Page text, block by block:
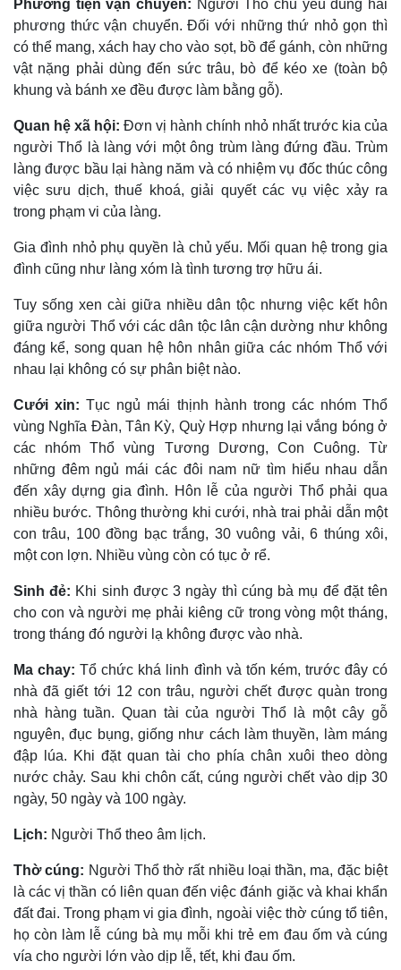
Phương tiện vận chuyển: Người Thổ chủ yếu dùng hai
phương thức vận chuyển. Ðối với những thứ nhỏ gọn thì
có thể mang, xách hay cho vào sọt, bồ để gánh, còn những
vật nặng phải dùng đến sức trâu, bò để kéo xe (toàn bộ
khung và bánh xe đều được làm bằng gỗ).
Quan hệ xã hội: Ðơn vị hành chính nhỏ nhất trước kia của
người Thổ là làng với một ông trùm làng đứng đầu. Trùm
làng được bầu lại hàng năm và có nhiệm vụ đốc thúc công
việc sưu dịch, thuế khoá, giải quyết các vụ việc xảy ra
trong phạm vi của làng.
Gia đình nhỏ phụ quyền là chủ yếu. Mối quan hệ trong gia
đình cũng như làng xóm là tình tương trợ hữu ái.
Tuy sống xen cài giữa nhiều dân tộc nhưng việc kết hôn
giữa người Thổ với các dân tộc lân cận dường như không
đáng kể, song quan hệ hôn nhân giữa các nhóm Thổ với
nhau lại không có sự phân biệt nào.
Cưới xin:Tục ngủ mái thịnh hành trong các nhóm Thổ
vùng Nghĩa Ðàn, Tân Kỳ, Quỳ Hợp nhưng lại vắng bóng ở
các nhóm Thổ vùng Tương Dương, Con Cuông. Từ
những đêm ngủ mái các đôi nam nữ tìm hiểu nhau dẫn
đến xây dựng gia đình. Hôn lễ của người Thổ phải qua
nhiều bước. Thông thường khi cưới, nhà trai phải dẫn một
con trâu, 100 đồng bạc trắng, 30 vuông vải, 6 thúng xôi,
một con lợn. Nhiều vùng còn có tục ở rể.
Sinh đẻ: Khi sinh được 3 ngày thì cúng bà mụ để đặt tên
cho con và người mẹ phải kiêng cữ trong vòng một tháng,
trong tháng đó người lạ không được vào nhà.
Ma chay: Tổ chức khá linh đình và tốn kém, trước đây có
nhà đã giết tới 12 con trâu, người chết được quàn trong
nhà hàng tuần. Quan tài của người Thổ là một cây gỗ
nguyên, đục bụng, giống như cách làm thuyền, làm máng
đập lúa. Khi đặt quan tài cho phía chân xuôi theo dòng
nước chảy. Sau khi chôn cất, cúng người chết vào dịp 30
ngày, 50 ngày và 100 ngày.
Lịch: Người Thổ theo âm lịch.
Thờ cúng: Người Thổ thờ rất nhiều loại thần, ma, đặc biệt
là các vị thần có liên quan đến việc đánh giặc và khai khẩn
đất đai. Trong phạm vi gia đình, ngoài việc thờ cúng tổ tiên,
họ còn làm lễ cúng bà mụ mỗi khi trẻ em đau ốm và cúng
vía cho người lớn vào dịp lễ, tết, khi đau ốm.